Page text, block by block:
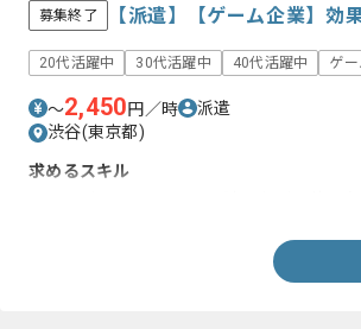
募集終了 【派遣】【ゲーム企業】効
20代活躍中 30代活躍中 40代活躍中 ゲ
〜2,450円／時
派遣
渋谷(東京都)
求めるスキル